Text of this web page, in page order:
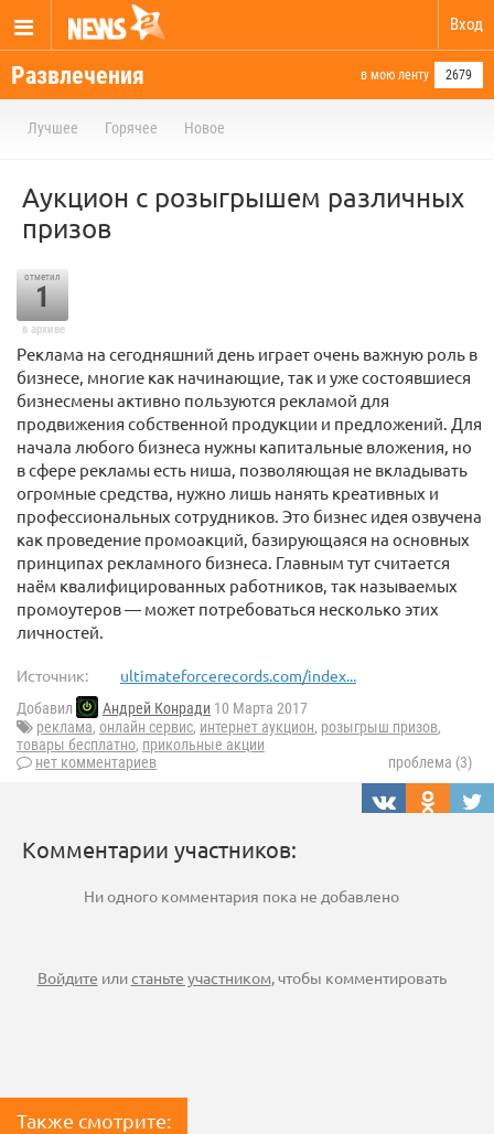
Вход
Развлечения в мою ленту 2679
Лучшее Горячее Новое
Аукцион с розыгрышем различных
призов
отметил
1
в архиве
Реклама на сегодняшний день играет очень важную роль в
бизнесе, многие как начинающие, так и уже состоявшиеся
бизнесмены активно пользуются рекламой для
продвижения собственной продукции и предложений. Для
начала любого бизнеса нужны капитальные вложения, но
в сфере рекламы есть ниша, позволяющая не вкладывать
огромные средства, нужно лишь нанять креативных и
профессиональных сотрудников. Это бизнес идея озвучена
как проведение промоакций, базирующаяся на основных
принципах рекламного бизнеса. Главным тут считается
наём квалифицированных работников, так называемых
промоутеров — может потребоваться несколько этих
личностей.
Источник: ultimateforcerecords.com/index...
Добавил Андрей Конради 10 Марта 2017
реклама, онлайн сервис, интернет аукцион, розыгрыш призов,
товары бесплатно, прикольные акции
нет комментариев
проблема (3)
Комментарии участников:
Ни одного комментария пока не добавлено
Войдите илистаньте участником, чтобы комментировать
Также смотрите: